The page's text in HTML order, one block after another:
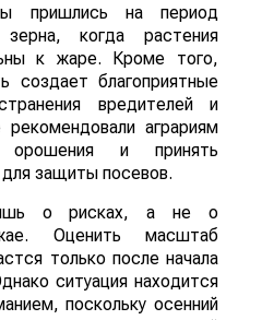
пришлись на период
когда растения
к жаре. Кроме того,
создает благоприятные
вредителей и
аграриям
орошения и принять
защиты посевов.
о рисках, а не о
Оценить масштаб
только после начала
ситуация находится
поскольку осенний